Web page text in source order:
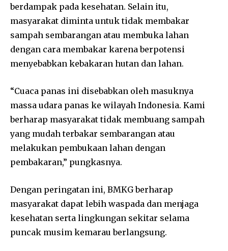
berdampak pada kesehatan. Selain itu,
masyarakat diminta untuk tidak membakar
sampah sembarangan atau membuka lahan
dengan cara membakar karena berpotensi
menyebabkan kebakaran hutan dan lahan.
“Cuaca panas ini disebabkan oleh masuknya
massa udara panas ke wilayah Indonesia. Kami
berharap masyarakat tidak membuang sampah
yang mudah terbakar sembarangan atau
melakukan pembukaan lahan dengan
pembakaran,” pungkasnya.
Dengan peringatan ini, BMKG berharap
masyarakat dapat lebih waspada dan menjaga
kesehatan serta lingkungan sekitar selama
puncak musim kemarau berlangsung.